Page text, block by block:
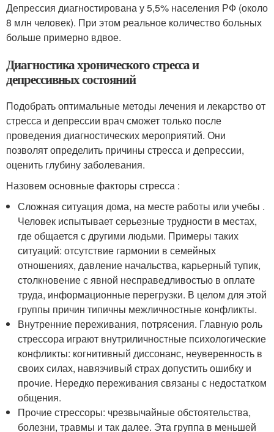
Депрессия диагностирована у 5,5% населения РФ (около
8 млн человек). При этом реальное количество больных
больше примерно вдвое.
Диагностика хронического стресса и
депрессивных состояний
Подобрать оптимальные методы лечения и лекарство от
стресса и депрессии врач сможет только после
проведения диагностических мероприятий. Они
позволят определить причины стресса и депрессии,
оценить глубину заболевания.
Назовем основные факторы стресса :
Сложная ситуация дома, на месте работы или учебы .
Человек испытывает серьезные трудности в местах,
где общается с другими людьми. Примеры таких
ситуаций: отсутствие гармонии в семейных
отношениях, давление начальства, карьерный тупик,
столкновение с явной несправедливостью в оплате
труда, информационные перегрузки. В целом для этой
группы причин типичны межличностные конфликты.
Внутренние переживания, потрясения. Главную роль
стрессора играют внутриличностные психологические
конфликты: когнитивный диссонанс, неуверенность в
своих силах, навязчивый страх допустить ошибку и
прочие. Нередко переживания связаны с недостатком
общения.
Прочие стрессоры: чрезвычайные обстоятельства,
болезни, травмы и так далее. Эта группа в меньшей